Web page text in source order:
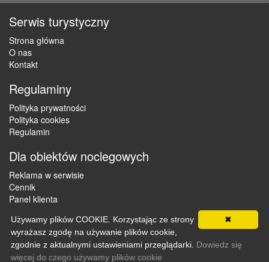
Serwis turystyczny
Strona główna
O nas
Kontakt
Regulaminy
Polityka prywatności
Polityka cookies
Regulamin
Dla obiektów noclegowych
Reklama w serwisie
Cennik
Panel klienta
Copyright © 2012 - 2026 ZaklepNocleg.pl. Wszystkie prawa
zastrzeżone
✖
Używamy plików COOKIE. Korzystając ze strony
wyrażasz zgodę na używanie plików cookie,
zgodnie z aktualnymi ustawieniami przeglądarki. Dowiedz się
więcej do czego używamy plików cookie